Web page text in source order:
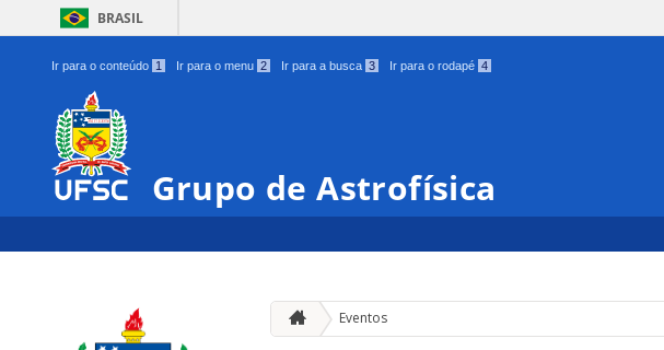
BRASIL
Ir para o conteúdo 1 Ir para o menu 2 Ir para a busca 3 Ir para o rodapé 4
Grupo de Astrofísica
Eventos